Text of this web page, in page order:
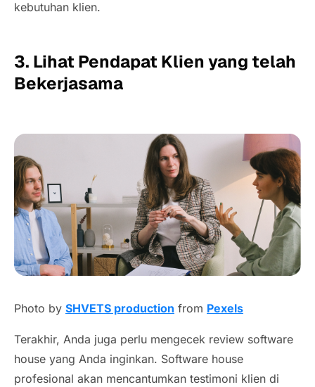
kebutuhan klien.
3. Lihat Pendapat Klien yang telah
Bekerjasama
Photo by SHVETS production from Pexels
Terakhir, Anda juga perlu mengecek review software
house yang Anda inginkan. Software house
profesional akan mencantumkan testimoni klien di